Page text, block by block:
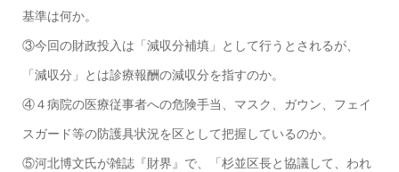
基準は何か。
③今回の財政投入は「減収分補填」として行うとされるが、
「減収分」とは診療報酬の減収分を指すのか。
④４病院の医療従事者への危険手当、マスク、ガウン、フェイ
スガード等の防護具状況を区として把握しているのか。
⑤河北博文氏が雑誌『財界』で、「杉並区長と協議して、われ